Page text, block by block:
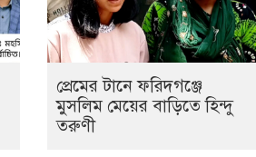
প্রেমের টানে ফরিদগঞ্জে
মুসলিম মেয়ের বাড়িতে হিন্দু
তরুণী